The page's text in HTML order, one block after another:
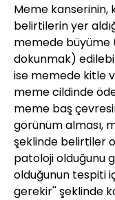
Meme kanserinin,
belirtilerin yer
memede
dokunmak)
ise memede kitle
meme cildinde
meme baş
görünüm alması,
şeklinde belirtiler
patoloji olduğunu
olduğunun tespiti
gerekir'' şeklinde